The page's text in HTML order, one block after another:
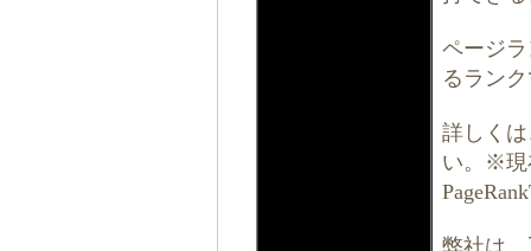
ページ
るラン
詳しく
い。※現
弊社は、